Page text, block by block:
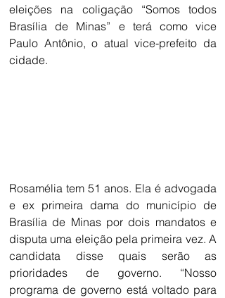
eleições na coligação “Somos todos
Brasília de Minas” e terá como vice
Paulo Antônio, o atual vice-prefeito da
cidade.
Rosamélia tem 51 anos. Ela é advogada
e ex primeira dama do município de
Brasília de Minas por dois mandatos e
disputa uma eleição pela primeira vez. A
candidata disse quais serão as
prioridades de governo. “Nosso
programa de governo está voltado para